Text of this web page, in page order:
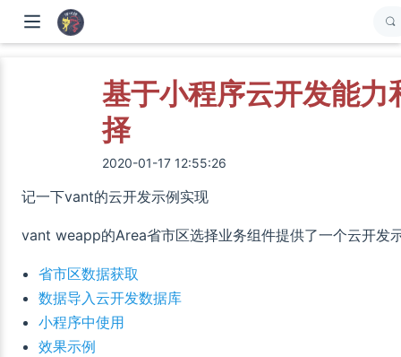
基于小程序云开发能
择
2020-01-17 12:55:26
记一下vant的云开发示例实现
vant weapp的Area省市区选择业务组件提供了一个云开发
省市区数据获取
数据导入云开发数据库
小程序中使用
效果示例